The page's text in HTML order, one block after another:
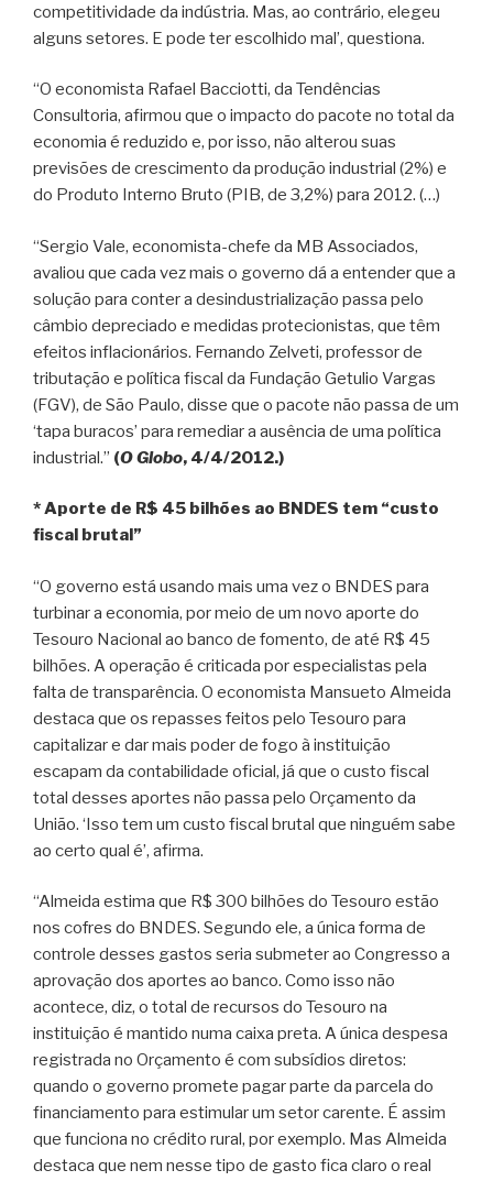
competitividade da indústria. Mas, ao contrário, elegeu
alguns setores. E pode ter escolhido mal’, questiona.
“O economista Rafael Bacciotti, da Tendências
Consultoria, afirmou que o impacto do pacote no total da
economia é reduzido e, por isso, não alterou suas
previsões de crescimento da produção industrial (2%) e
do Produto Interno Bruto (PIB, de 3,2%) para 2012. (…)
“Sergio Vale, economista-chefe da MB Associados,
avaliou que cada vez mais o governo dá a entender que a
solução para conter a desindustrialização passa pelo
câmbio depreciado e medidas protecionistas, que têm
efeitos inflacionários. Fernando Zelveti, professor de
tributação e política fiscal da Fundação Getulio Vargas
(FGV), de São Paulo, disse que o pacote não passa de um
‘tapa buracos’ para remediar a ausência de uma política
industrial.” (O Globo, 4/4/2012.)
* Aporte de R$ 45 bilhões ao BNDES tem “custo
fiscal brutal”
“O governo está usando mais uma vez o BNDES para
turbinar a economia, por meio de um novo aporte do
Tesouro Nacional ao banco de fomento, de até R$ 45
bilhões. A operação é criticada por especialistas pela
falta de transparência. O economista Mansueto Almeida
destaca que os repasses feitos pelo Tesouro para
capitalizar e dar mais poder de fogo à instituição
escapam da contabilidade oficial, já que o custo fiscal
total desses aportes não passa pelo Orçamento da
União. ‘Isso tem um custo fiscal brutal que ninguém sabe
ao certo qual é’, afirma.
“Almeida estima que R$ 300 bilhões do Tesouro estão
nos cofres do BNDES. Segundo ele, a única forma de
controle desses gastos seria submeter ao Congresso a
aprovação dos aportes ao banco. Como isso não
acontece, diz, o total de recursos do Tesouro na
instituição é mantido numa caixa preta. A única despesa
registrada no Orçamento é com subsídios diretos:
quando o governo promete pagar parte da parcela do
financiamento para estimular um setor carente. É assim
que funciona no crédito rural, por exemplo. Mas Almeida
destaca que nem nesse tipo de gasto fica claro o real